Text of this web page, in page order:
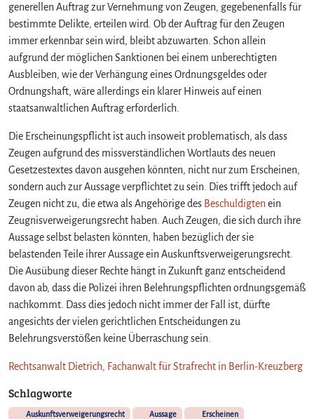
generellen Auftrag zur Vernehmung von Zeugen, gegebenenfalls für
bestimmte Delikte, erteilen wird. Ob der Auftrag für den Zeugen
immer erkennbar sein wird, bleibt abzuwarten. Schon allein
aufgrund der möglichen Sanktionen bei einem unberechtigten
Ausbleiben, wie der Verhängung eines Ordnungsgeldes oder
Ordnungshaft, wäre allerdings ein klarer Hinweis auf einen
staatsanwaltlichen Auftrag erforderlich.
Die Erscheinungspflicht ist auch insoweit problematisch, als dass
Zeugen aufgrund des missverständlichen Wortlauts des neuen
Gesetzestextes davon ausgehen könnten, nicht nur zum Erscheinen,
sondern auch zur Aussage verpflichtet zu sein. Dies trifft jedoch auf
Zeugen nicht zu, die etwa als Angehörige des Beschuldigten ein
Zeugnisverweigerungsrecht haben. Auch Zeugen, die sich durch ihre
Aussage selbst belasten könnten, haben bezüglich der sie
belastenden Teile ihrer Aussage ein Auskunftsverweigerungsrecht.
Die Ausübung dieser Rechte hängt in Zukunft ganz entscheidend
davon ab, dass die Polizei ihren Belehrungspflichten ordnungsgemäß
nachkommt. Dass dies jedoch nicht immer der Fall ist, dürfte
angesichts der vielen gerichtlichen Entscheidungen zu
Belehrungsverstößen keine Überraschung sein.
Rechtsanwalt Dietrich, Fachanwalt für Strafrecht in Berlin-Kreuzberg
Schlagworte
Auskunftsverweigerungsrecht Aussage
Erscheinen